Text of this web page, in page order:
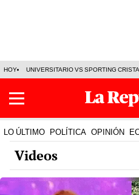
HOY UNIVERSITARIO VS SPORTING
LO ÚLTIMO POLÍTICA OPINIÓN
Videos